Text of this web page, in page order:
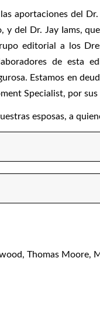
aportaciones del
y del Dr. Jay Iams,
editorial a los
de esta
Estamos en
Specialist, por
esposas, a
Thomas Moore,